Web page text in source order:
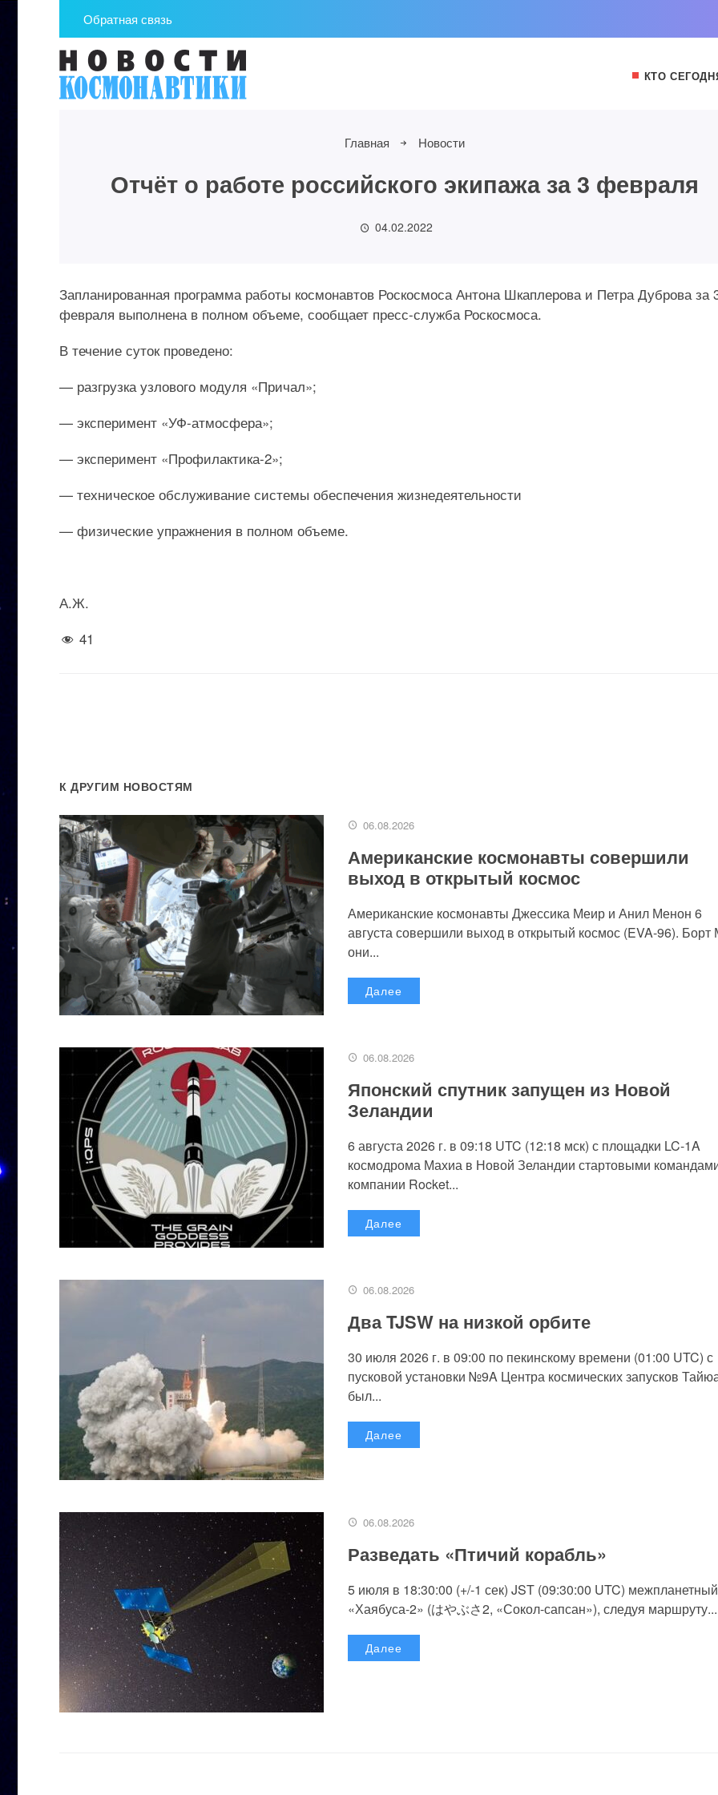
Обратная связь
КТО
Главная Новости
Отчёт о работе российского экипажа за 3 февраля
04.02.2022
Запланированная программа работы космонавтов Роскосмоса Антона Шкаплерова и Петра Дуброва за
февраля выполнена в полном объеме, сообщает пресс-служба Роскосмоса.
В течение суток проведено:
— разгрузка узлового модуля «Причал»;
— эксперимент «УФ-атмосфера»;
— эксперимент «Профилактика-2»;
— техническое обслуживание системы обеспечения жизнедеятельности
— физические упражнения в полном объеме.
А.Ж.
41
К ДРУГИМ НОВОСТЯМ
06.08.2026
Американские космонавты совершили
выход в открытый космос
Американские космонавты Джессика Меир и Анил Менон 6
августа совершили выход в открытый космос (EVA-96).
они...
Далее
06.08.2026
Японский спутник запущен из Новой
Зеландии
6 августа 2026 г. в 09:18 UTC (12:18 мск) с площадки LC-1A
космодрома Махиа в Новой Зеландии стартовыми
компании Rocket...
Далее
06.08.2026
Два TJSW на низкой орбите
30 июля 2026 г. в 09:00 по пекинскому времени (01:00 UTC) с
пусковой установки №9A Центра космических запусков
был...
Далее
06.08.2026
Разведать «Птичий корабль»
5 июля в 18:30:00 (+/-1 сек) JST (09:30:00 UTC)
«Хаябуса-2» (はやぶさ2, «Сокол-сапсан»), следуя маршруту...
Далее